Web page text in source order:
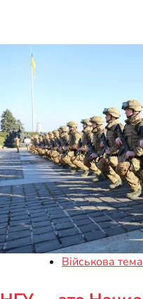
Військова